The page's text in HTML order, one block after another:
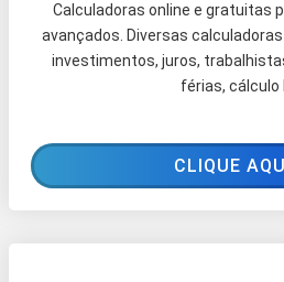
Calculadoras online e gratuitas
avançados. Diversas
investimentos, juros,
férias, cálculo
CLIQUE